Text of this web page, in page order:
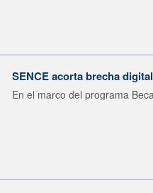
SENCE acorta brecha
En el marco del programa